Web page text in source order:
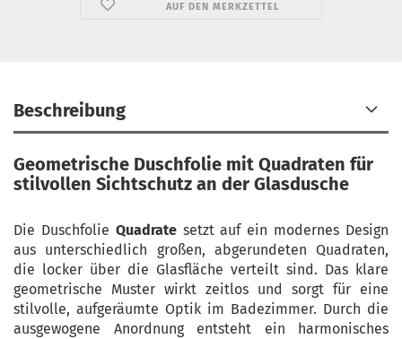
AUF DEN MERKZETTEL
Beschreibung
Geometrische Duschfolie mit Quadraten für
stilvollen Sichtschutz an der Glasdusche
Die Duschfolie Quadratesetzt auf ein modernes Design
aus unterschiedlich großen, abgerundeten Quadraten,
die locker über die Glasfläche verteilt sind. Das klare
geometrische Muster wirkt zeitlos und sorgt für eine
stilvolle, aufgeräumte Optik im Badezimmer. Durch die
ausgewogene Anordnung entsteht ein harmonisches